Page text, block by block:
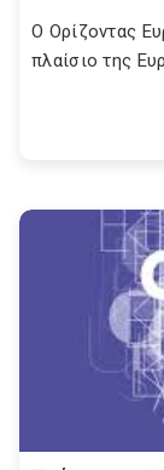
Ο Ορίζοντας
πλαίσιο της